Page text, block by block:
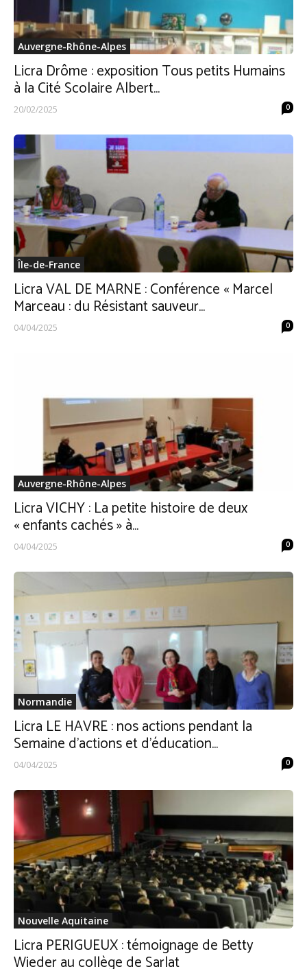
Auvergne-Rhône-Alpes
Licra Drôme : exposition Tous petits Humains
à la Cité Scolaire Albert...
20/02/2025 0
Île-de-France
Licra VAL DE MARNE : Conférence « Marcel
Marceau : du Résistant sauveur...
04/04/2025 0
Auvergne-Rhône-Alpes
Licra VICHY : La petite histoire de deux
« enfants cachés » à...
04/04/2025 0
Normandie
Licra LE HAVRE : nos actions pendant la
Semaine d’actions et d’éducation...
04/04/2025 0
Nouvelle Aquitaine
Licra PERIGUEUX : témoignage de Betty
Wieder au collège de Sarlat